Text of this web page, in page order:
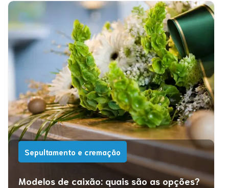
Sepultamento e cremação
Modelos de caixão: quais são as opções?